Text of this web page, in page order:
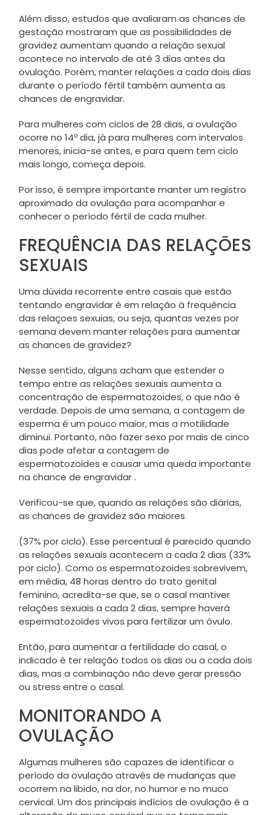
Além disso, estudos que avaliaram as chances de
gestação mostraram que as possibilidades de
gravidez aumentam quando a relação sexual
acontece no intervalo de até 3 dias antes da
ovulação. Porém, manter relações a cada dois dias
durante o período fértil também aumenta as
chances de engravidar.
Para mulheres com ciclos de 28 dias, a ovulação
ocorre no 14º dia, já para mulheres com intervalos
menores, inicia-se antes, e para quem tem ciclo
mais longo, começa depois.
Por isso, é sempre importante manter um registro
aproximado da ovulação para acompanhar e
conhecer o período fértil de cada mulher.
FREQUÊNCIA DAS RELAÇÕES
SEXUAIS
Uma dúvida recorrente entre casais que estão
tentando engravidar é em relação à frequência
das relaçoes sexuias, ou seja, quantas vezes por
semana devem manter relações para aumentar
as chances de gravidez?
Nesse sentido, alguns acham que estender o
tempo entre as relações sexuais aumenta a
concentração de espermatozoides, o que não é
verdade. Depois de uma semana, a contagem de
esperma é um pouco maior, mas a motilidade
diminui. Portanto, não fazer sexo por mais de cinco
dias pode afetar a contagem de
espermatozoides e causar uma queda importante
na chance de engravidar .
Verificou-se que, quando as relações são diárias,
as chances de gravidez são maiores
(37% por ciclo). Esse percentual é parecido quando
as relações sexuais acontecem a cada 2 dias (33%
por ciclo). Como os espermatozoides sobrevivem,
em média, 48 horas dentro do trato genital
feminino, acredita-se que, se o casal mantiver
relações sexuais a cada 2 dias, sempre haverá
espermatozoides vivos para fertilizar um óvulo.
Então, para aumentar a fertilidade do casal, o
indicado é ter relação todos os dias ou a cada dois
dias, mas a combinação não deve gerar pressão
ou stress entre o casal.
MONITORANDO A
OVULAÇÃO
Algumas mulheres são capazes de identificar o
período da ovulação através de mudanças que
ocorrem na libido, na dor, no humor e no muco
cervical. Um dos principais indícios de ovulação é a